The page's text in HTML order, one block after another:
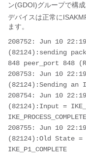
ン(GDOI)グループで構成
デバイスは正常に
ます。
208752: Jun 10
(82124):sending
848 peer_port 848 (R)
208753: Jun 10
(82124):Sending an
208754: Jun 10
(82124):Input =
IKE_PROCESS_COMPLETE
208755: Jun 10
(82124):Old State =
IKE_P1_COMPLETE